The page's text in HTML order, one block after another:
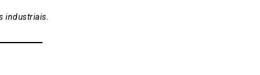
industriais.